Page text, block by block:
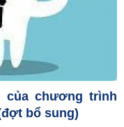
của chương trình
bổ sung)